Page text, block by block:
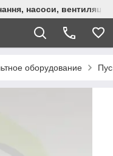
насоси, вентиляція,
оборудование